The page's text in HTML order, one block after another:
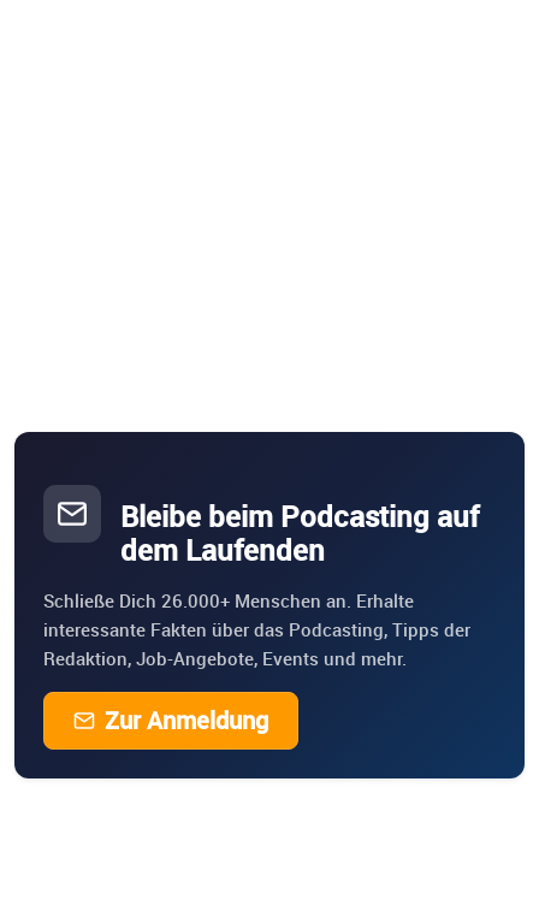
Bleibe beim Podcasting auf
dem Laufenden
Schließe Dich 26.000+ Menschen an. Erhalte
interessante Fakten über das Podcasting, Tipps der
Redaktion, Job-Angebote, Events und mehr.
Zur Anmeldung